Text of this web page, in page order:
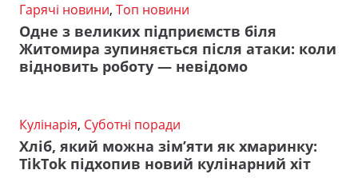
Гарячі новини, Топ новини
Одне з великих підприємств біля
Житомира зупиняється після атаки: коли
відновить роботу — невідомо
Кулінарія, Суботні поради
Хліб, який можна зім’яти як хмаринку:
TikTok підхопив новий кулінарний хіт